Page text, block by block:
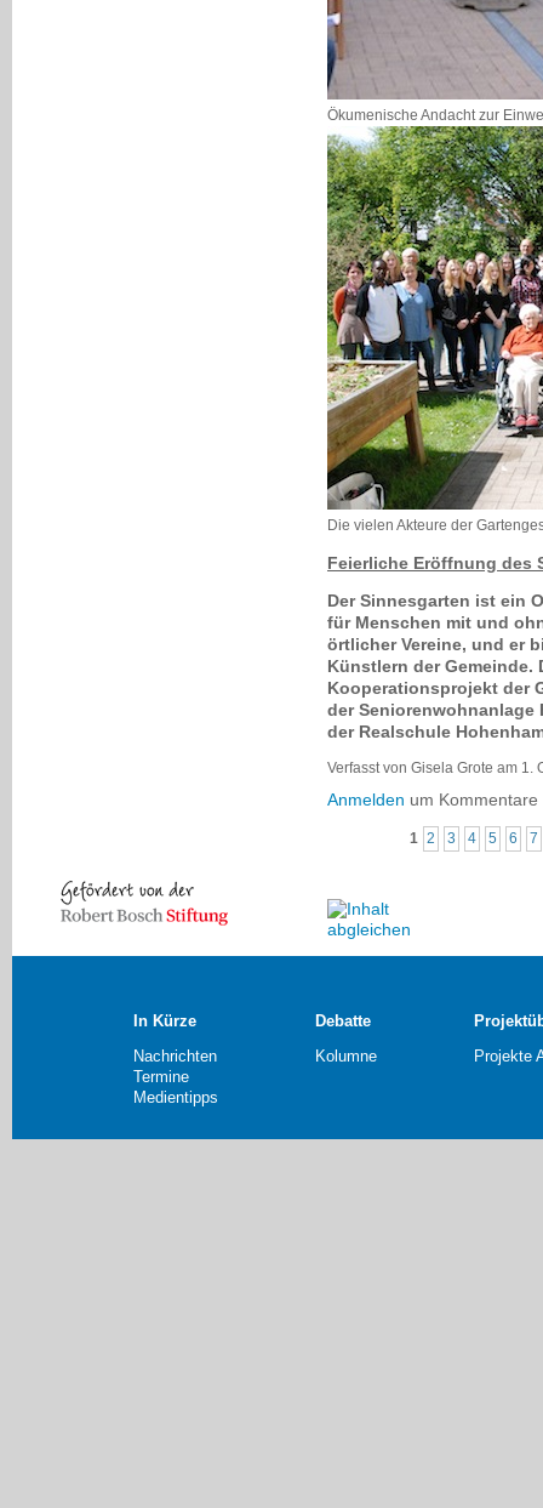
Ökumenische Andacht zur
Die vielen Akteure der
Feierliche Eröffnung des
Der Sinnesgarten ist ein
für Menschen mit und
örtlicher Vereine, und er
Künstlern der Gemeinde.
Kooperationsprojekt der
der
der Realschule
Verfasst von Gisela Grote am 1.
Anmelden um
1 2 3 4 5 6 7
In Kürze
Nachrichten
Termine
Medientipps
Debatte
Kolumne
Projekte